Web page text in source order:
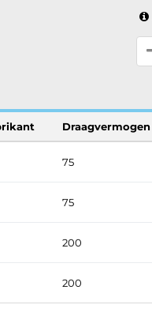
Draagvermogen
75
75
200
200